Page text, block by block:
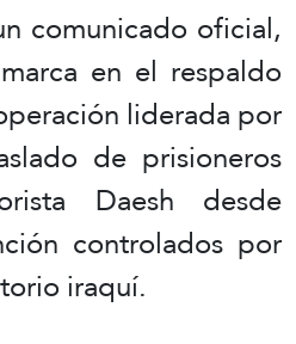
comunicado oficial,
en el respaldo
liderada por
de prisioneros
Daesh desde
controlados por
iraquí.